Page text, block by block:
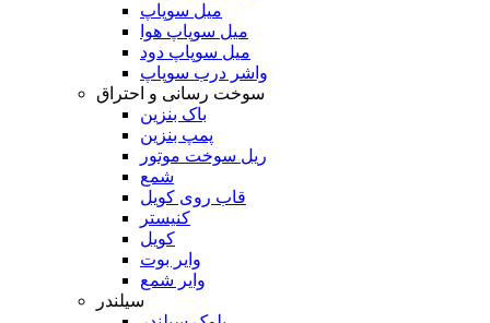
میل سوپاپ
میل سوپاپ هوا
میل سوپاپ دود
واشر درب سوپاپ
سوخت رسانی و احتراق
باک بنزین
پمپ بنزین
ریل سوخت موتور
شمع
قاب روی کویل
کنیستر
کویل
وایر بوت
وایر شمع
سیلندر